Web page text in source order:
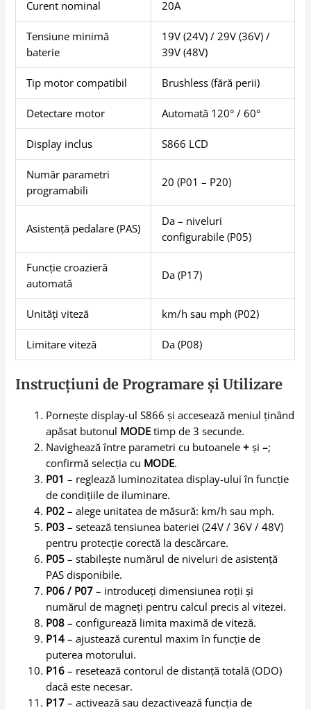
Curent nominal 20A
Tensiune minimă
baterie
19V (24V) / 29V (36V) /
39V (48V)
Tip motor compatibil Brushless (fără perii)
Detectare motor Automată 120° / 60°
Display inclus S866 LCD
Număr parametri
programabili
20 (P01 – P20)
Asistență pedalare (PAS)
Da – niveluri
configurabile (P05)
Funcție croazieră
automată
Da (P17)
Unități viteză km/h sau mph (P02)
Limitare viteză Da (P08)
Instrucțiuni de Programare și Utilizare
Pornește display-ul S866 și accesează meniul ținând
apăsat butonul MODE timp de 3 secunde.
Navighează între parametri cu butoanele+ și–;
confirmă selecția cu MODE.
P01 – reglează luminozitatea display-ului în funcție
de condițiile de iluminare.
P02 – alege unitatea de măsură: km/h sau mph.
P03 – setează tensiunea bateriei (24V / 36V / 48V)
pentru protecție corectă la descărcare.
P05 – stabilește numărul de niveluri de asistență
PAS disponibile.
P06 / P07 – introduceți dimensiunea roții și
numărul de magneți pentru calcul precis al vitezei.
P08 – configurează limita maximă de viteză.
P14 – ajustează curentul maxim în funcție de
puterea motorului.
P16 – resetează contorul de distanță totală (ODO)
dacă este necesar.
P17 – activează sau dezactivează funcția de